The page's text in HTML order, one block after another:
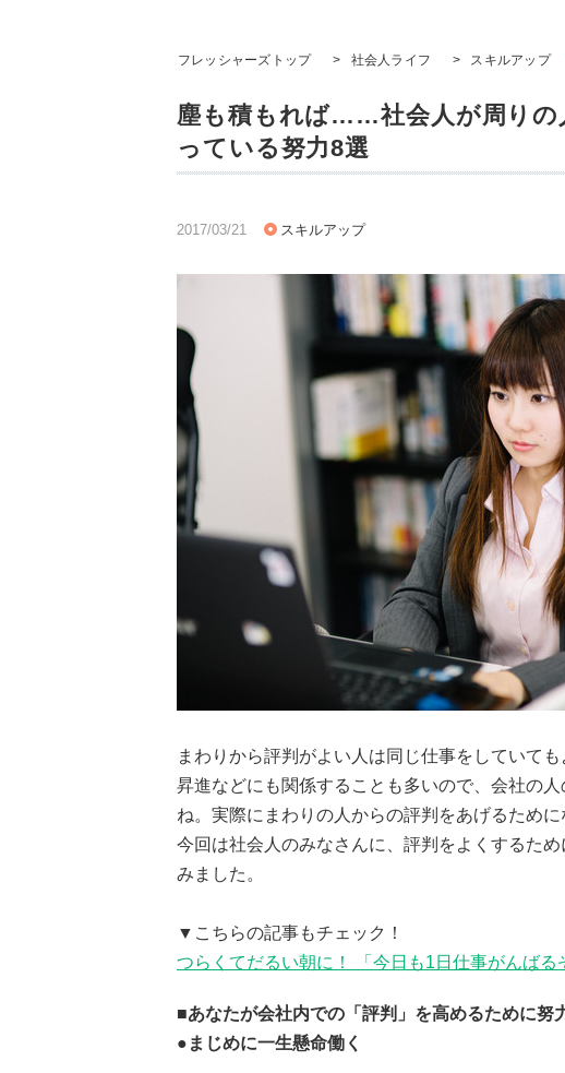
フレッシャーズトップ > 社会人ライフ > スキルアップ
塵も積もれば……社会人が周りの
っている努力8選
2017/03/21 スキルアップ
まわりから評判がよい人は同じ仕事をしていて
昇進などにも関係することも多いので、会社の
ね。実際にまわりの人からの評判をあげるため
今回は社会人のみなさんに、評判をよくするた
みました。
▼こちらの記事もチェック！
つらくてだるい朝に！ 「今日も1日仕事がんば
■あなたが会社内での「評判」を高めるために努
●まじめに一生懸命働く